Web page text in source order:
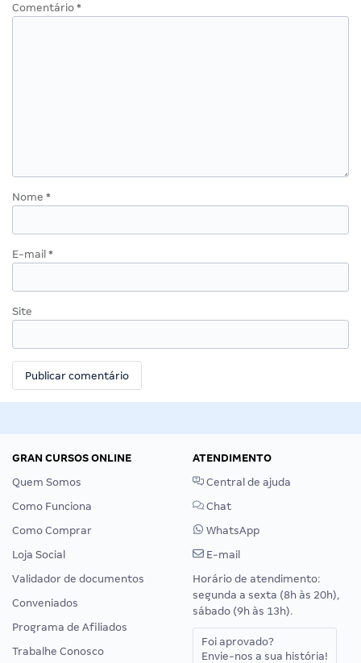
Comentário *
Nome *
E-mail *
Site
GRAN CURSOS ONLINE
Quem Somos
Como Funciona
Como Comprar
Loja Social
Validador de documentos
Conveniados
Programa de Afiliados
Trabalhe Conosco
ATENDIMENTO
Central de ajuda
Chat
WhatsApp
E-mail
Horário de atendimento:
segunda a sexta (8h às 20h),
sábado (9h às 13h).
Foi aprovado?
Envie-nos a sua história!